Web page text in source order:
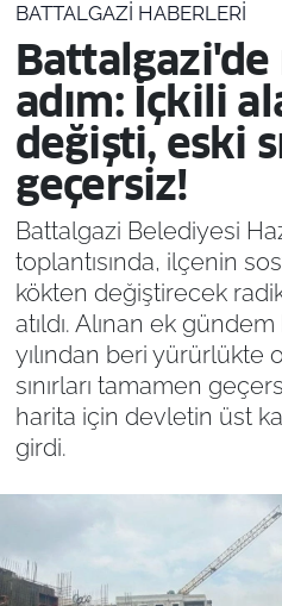
BATTALGAZI HABERLERI
adım: İçkili
değişti, eski
geçersiz!
Battalgazi Belediyesi
toplantısında, ilçenin
kökten değiştirecek
atıldı. Alınan ek
yılından beri yürürlükte
sınırları tamamen
harita için devletin üst
girdi.
Resmi İlanlar
Son Dakika Haberleri
Haber Arşivi